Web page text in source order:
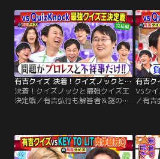
ってクイズを出題！ 【クイズライン
ナップ】 「芸能人版人生ゲームを作
ろう！完結編」 麒麟川島・高橋真
麻・さらば森田・三四郎小宮が実体
験でマス目作り！
インナ
を作ろ
とにマ
島・高
小宮が
有吉クイズ 決着！クイズノックと最強クイズ王決定戦（2026/07/19放送分）
決着！クイズノックと最強クイズ王
決定戦／有吉弘行も解答者＆謎の私
インナップ】 「有吉クイズ VS
QuizKnock最強クイズ王決定戦～完
VSク
／有吉
ップ】
最強ク